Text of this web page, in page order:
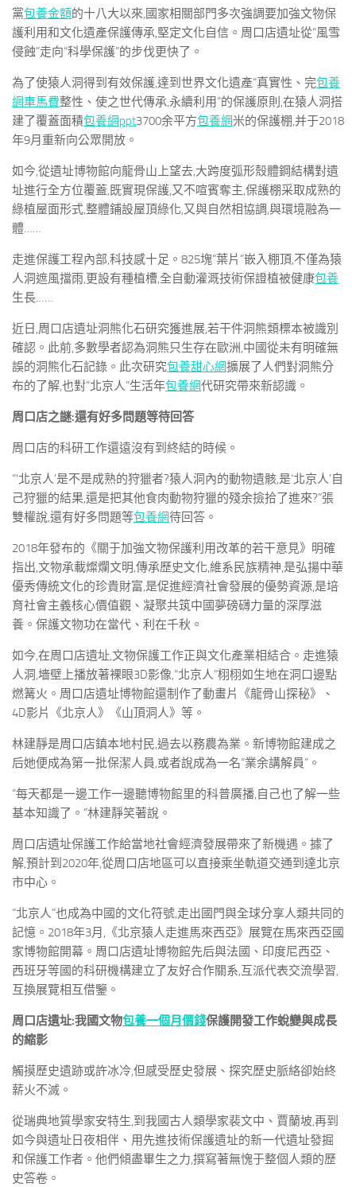
黨包養金額的十八大以來,國家相關部門多次強調要加強文物保
護利用和文化遺產保護傳承,堅定文化自信。周口店遺址從“風雪
侵蝕”走向“科學保護”的步伐更快了。
為了使猿人洞得到有效保護,達到世界文化遺產“真實性、完包養
網車馬費整性、使之世代傳承,永續利用”的保護原則,在猿人洞搭
建了覆蓋面積包養網ppt3700余平方包養網米的保護棚,并于2018
年9月重新向公眾開放。
如今,從遺址博物館向龍骨山上望去,大跨度弧形殼體鋼結構對遺
址進行全方位覆蓋,既實現保護,又不喧賓奪主,保護棚采取成熟的
綠植屋面形式,整體鋪設屋頂綠化,又與自然相協調,與環境融為一
體……
走進保護工程內部,科技感十足。825塊“葉片”嵌入棚頂,不僅為猿
人洞遮風擋雨,更設有種植槽,全自動灌溉技術保證植被健康包養
生長……
近日,周口店遺址洞熊化石研究獲進展,若干件洞熊類標本被識別
確認。此前,多數學者認為洞熊只生存在歐洲,中國從未有明確無
誤的洞熊化石記錄。此次研究包養甜心網擴展了人們對洞熊分
布的了解,也對“北京人”生活年包養網代研究帶來新認識。
周口店之謎:還有好多問題等待回答
周口店的科研工作還遠沒有到終結的時候。
“‘北京人’是不是成熟的狩獵者?猿人洞內的動物遺骸,是‘北京人’自
己狩獵的結果,還是把其他食肉動物狩獵的殘余撿拾了進來?”張
雙權說,還有好多問題等包養網待回答。
2018年發布的《關于加強文物保護利用改革的若干意見》明確
指出,文物承載燦爛文明,傳承歷史文化,維系民族精神,是弘揚中華
優秀傳統文化的珍貴財富,是促進經濟社會發展的優勢資源,是培
育社會主義核心價值觀、凝聚共筑中國夢磅礴力量的深厚滋
養。保護文物功在當代、利在千秋。
如今,在周口店遺址,文物保護工作正與文化產業相結合。走進猿
人洞,墻壁上播放著裸眼3D影像,“北京人”栩栩如生地在洞口邊點
燃篝火。周口店遺址博物館還制作了動畫片《龍骨山探秘》、
4D影片《北京人》《山頂洞人》等。
林建靜是周口店鎮本地村民,過去以務農為業。新博物館建成之
后她便成為第一批保潔人員,或者說成為一名“業余講解員”。
“每天都是一邊工作一邊聽博物館里的科普廣播,自己也了解一些
基本知識了。”林建靜笑著說。
周口店遺址保護工作給當地社會經濟發展帶來了新機遇。據了
解,預計到2020年,從周口店地區可以直接乘坐軌道交通到達北京
市中心。
“北京人”也成為中國的文化符號,走出國門與全球分享人類共同的
記憶。2018年3月,《北京猿人走進馬來西亞》展覽在馬來西亞國
家博物館開幕。周口店遺址博物館先后與法國、印度尼西亞、
西班牙等國的科研機構建立了友好合作關系,互派代表交流學習,
互換展覽相互借鑒。
周口店遺址:我國文物包養一個月價錢保護開發工作蛻變與成長
的縮影
觸摸歷史遺跡或許冰冷,但感受歷史發展、探究歷史脈絡卻始終
薪火不滅。
從瑞典地質學家安特生,到我國古人類學家裴文中、賈蘭坡,再到
如今與遺址日夜相伴、用先進技術保護遺址的新一代遺址發掘
和保護工作者。他們傾盡畢生之力,撰寫著無愧于整個人類的歷
史答卷。